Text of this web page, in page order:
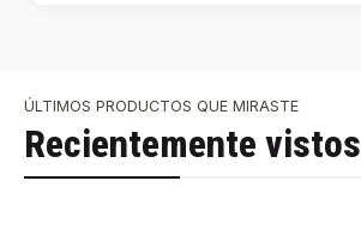
ÚLTIMOS PRODUCTOS QUE MIRASTE
Recientemente vistos